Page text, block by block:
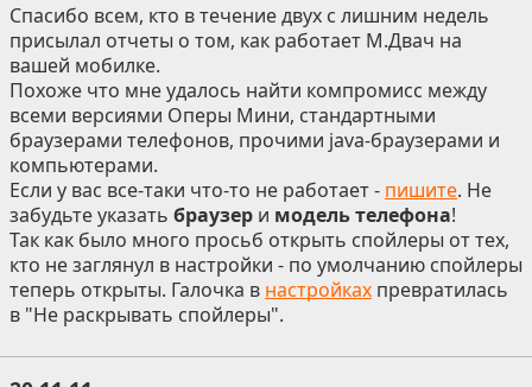
Спасибо всем, кто в течение двух с лишним недель
присылал отчеты о том, как работает М.Двач на
вашей мобилке.
Похоже что мне удалось найти компромисс между
всеми версиями Оперы Мини, стандартными
браузерами телефонов, прочими java-браузерами и
компьютерами.
Если у вас все-таки что-то не работает - пишите. Не
забудьте указать браузер и модель телефона!
Так как было много просьб открыть спойлеры от тех,
кто не заглянул в настройки - по умолчанию спойлеры
теперь открыты. Галочка в настройках превратилась
в "Не раскрывать спойлеры".